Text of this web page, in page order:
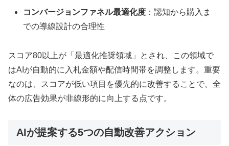
コンバージョンファネル最適化度 ：認知から購入ま
での導線設計の合理性
スコア80以上が「最適化推奨領域」とされ、この領域で
はAIが自動的に入札金額や配信時間帯を調整します。重要
なのは、スコアが低い項目を優先的に改善することで、全
体の広告効果が非線形的に向上する点です。
AIが提案する5つの自動改善アクション